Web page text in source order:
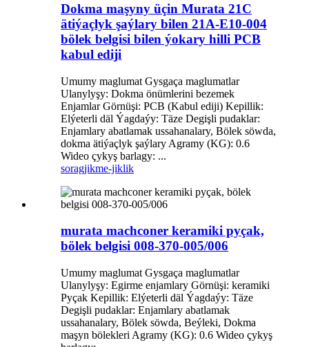
Dokma maşyny üçin Murata 21C
ätiýaçlyk şaýlary bilen 21A-E10-004
bölek belgisi bilen ýokary hilli PCB
kabul ediji
Umumy maglumat Gysgaça maglumatlar
Ulanylyşy: Dokma önümlerini bezemek
Enjamlar Görnüşi: PCB (Kabul ediji) Kepillik:
Elýeterli däl Ýagdaýy: Täze Degişli pudaklar:
Enjamlary abatlamak ussahanalary, Bölek söwda,
dokma ätiýaçlyk şaýlary Agramy (KG): 0.6
Wideo çykyş barlagy: ...
soragjikme-jiklik
murata machconer keramiki pyçak,
bölek belgisi 008-370-005/006
Umumy maglumat Gysgaça maglumatlar
Ulanylyşy: Egirme enjamlary Görnüşi: keramiki
Pyçak Kepillik: Elýeterli däl Ýagdaýy: Täze
Degişli pudaklar: Enjamlary abatlamak
ussahanalary, Bölek söwda, Beýleki, Dokma
maşyn bölekleri Agramy (KG): 0.6 Wideo çykyş